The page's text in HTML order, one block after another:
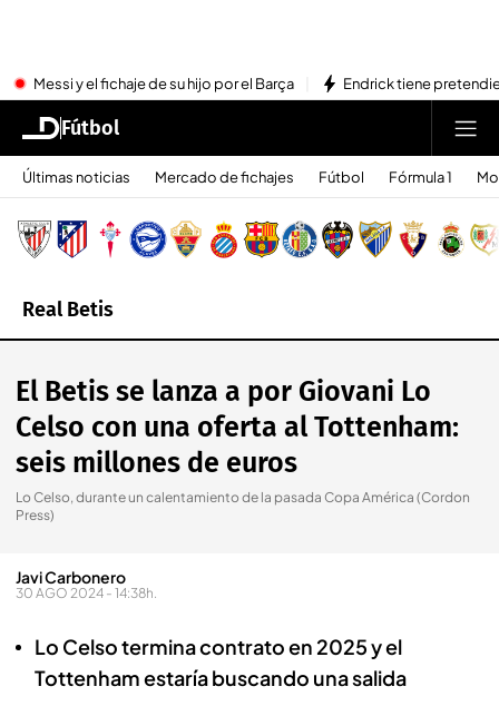
Messi y el fichaje de su hijo por el Barça Endrick tiene
Fútbol
Últimas noticias Mercado de fichajes Fútbol Fórmula 1
Real Betis
El Betis se lanza a por Giovani Lo
Celso con una oferta al Tottenham:
seis millones de euros
Lo Celso, durante un calentamiento de la pasada Copa América (Cordon
Press)
Javi Carbonero
30 AGO 2024 - 14:38h.
Lo Celso termina contrato en 2025 y el
Tottenham estaría buscando una salida